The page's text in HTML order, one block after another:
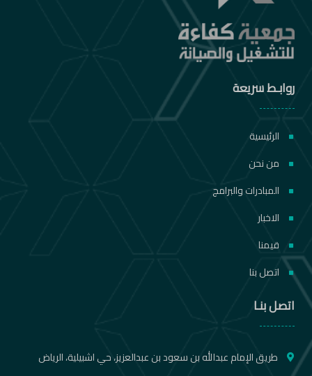
روابـط سريعة
الرئيسية
من نحن
المبادرات والبرامج
الاخبار
قيمنا
اتصل بنا
اتصل بنـا
طريق الإمام عبدالله بن سعود بن عبدالعزيز، حي اشبيلية، الرياض